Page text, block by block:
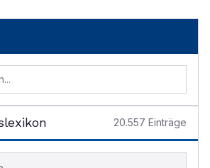
20.557 Einträge
suchen